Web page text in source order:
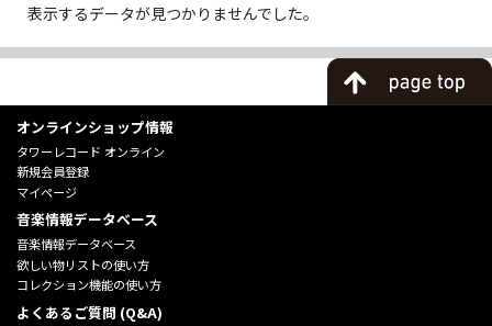
表示するデータが見つかりませんでした。
オンラインショップ情報
タワーレコード オンライン
新規会員登録
マイページ
音楽情報データベース
音楽情報データベース
欲しい物リストの使い方
コレクション機能の使い方
よくあるご質問 (Q&A)